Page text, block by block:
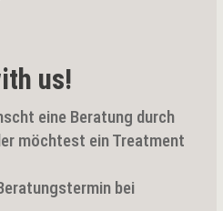
us!
eine Beratung durch
möchtest ein Treatment
bei